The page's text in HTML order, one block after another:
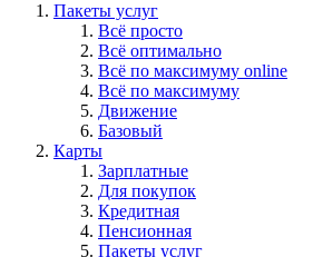
Пакеты услуг
Всё просто
Всё оптимально
Всё по максимуму online
Всё по максимуму
Движение
Базовый
Карты
Зарплатные
Для покупок
Кредитная
Пенсионная
Пакеты услуг